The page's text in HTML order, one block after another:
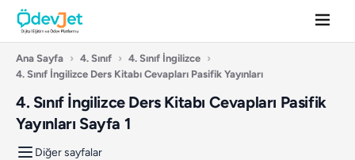
Ana Sayfa › 4. Sınıf › 4. Sınıf İngilizce ›
4. Sınıf İngilizce Ders Kitabı Cevapları Pasifik Yayınları
4. Sınıf İngilizce Ders Kitabı Cevapları Pasifik
Yayınları Sayfa 1
Diğer sayfalar